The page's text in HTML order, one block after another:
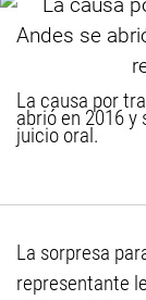
La causa por
abrió en 2016 y
juicio oral.
La sorpresa
representante